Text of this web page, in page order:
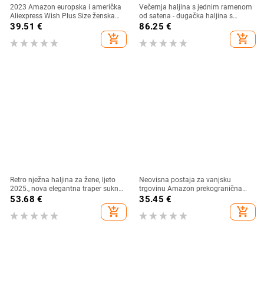
2023 Amazon europska i američka
Aliexpress Wish Plus Size ženska
traper haljina izvoz čiste boje velike
39.51 €
add_shopping_cart
Večernja haljina s jednim ramenom
od satena - dugačka haljina s
visokim strukom
86.25 €
add_shopping_cart
Retro nježna haljina za žene, ljeto
2025., nova elegantna traper suknja
korejskog dizajna niše
53.68 €
add_shopping_cart
Neovisna postaja za vanjsku
trgovinu Amazon prekogranična
ljetna nova ženska modna haljina
okruglim izrezom i 3D printom
35.45 €
add_shopping_cart